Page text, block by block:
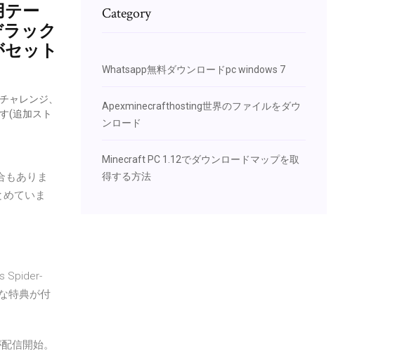
テー
ック
ット
ャレンジ、
(追加スト
もありま
ていま
Spider-
特典が付
信開始。
Category
Whatsapp無料ダウンロードpc windows 7
Apexminecrafthosting世界のファイルをダウ
ンロード
Minecraft PC 1.12でダウンロードマップを取
得する方法